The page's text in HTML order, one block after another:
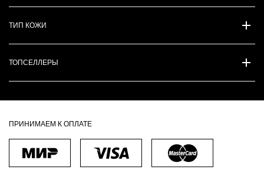
ТИП КОЖИ
ТОПСЕЛЛЕРЫ
ПРИНИМАЕМ К ОПЛАТЕ